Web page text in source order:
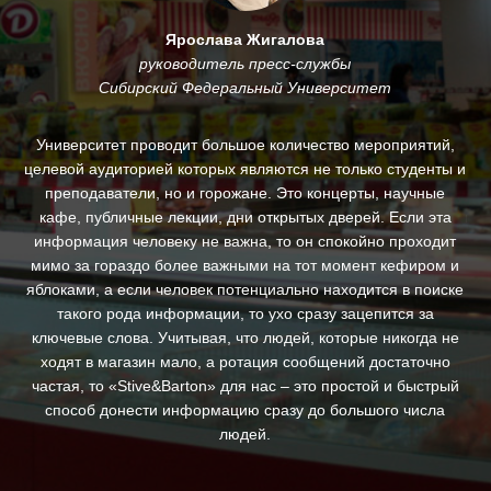
Ярослава Жигалова
руководитель пресс-службы
Сибирский Федеральный Университет
Университет проводит большое количество мероприятий,
целевой аудиторией которых являются не только студенты и
преподаватели, но и горожане. Это концерты, научные
кафе, публичные лекции, дни открытых дверей. Если эта
информация человеку не важна, то он спокойно проходит
мимо за гораздо более важными на тот момент кефиром и
яблоками, а если человек потенциально находится в поиске
такого рода информации, то ухо сразу зацепится за
ключевые слова. Учитывая, что людей, которые никогда не
ходят в магазин мало, а ротация сообщений достаточно
частая, то «Stive&Barton» для нас – это простой и быстрый
способ донести информацию сразу до большого числа
людей.